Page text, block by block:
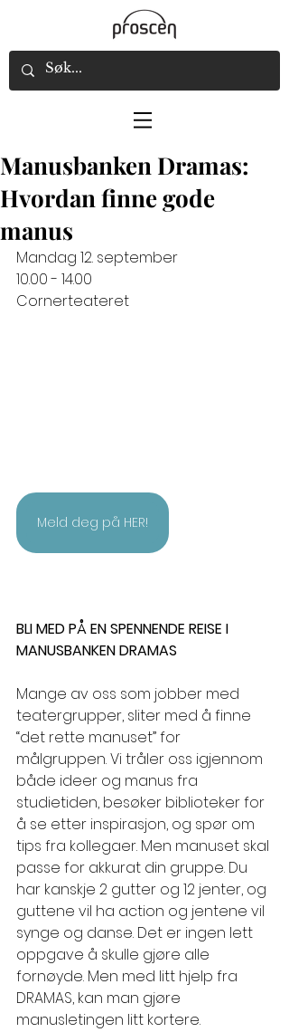
Manusbanken Dramas:
Hvordan finne gode
manus
Mandag 12. september
10.00 - 14.00
Cornerteateret
Meld deg på HER!
BLI MED PÅ EN SPENNENDE REISE I
MANUSBANKEN DRAMAS
Mange av oss som jobber med
teatergrupper, sliter med å finne
“det rette manuset” for
målgruppen. Vi tråler oss igjennom
både ideer og manus fra
studietiden, besøker biblioteker for
å se etter inspirasjon, og spør om
tips fra kollegaer. Men manuset skal
passe for akkurat din gruppe. Du
har kanskje 2 gutter og 12 jenter, og
guttene vil ha action og jentene vil
synge og danse. Det er ingen lett
oppgave å skulle gjøre alle
fornøyde. Men med litt hjelp fra
DRAMAS, kan man gjøre
manusletingen litt kortere.